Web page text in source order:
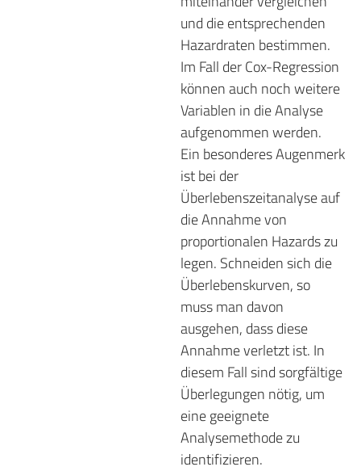
und die entsprechenden
Hazardraten bestimmen.
Im Fall der Cox-Regression
können auch noch weitere
Variablen in die Analyse
aufgenommen werden.
Ein besonderes Augenmerk
ist bei der
Überlebenszeitanalyse auf
die Annahme von
proportionalen Hazards zu
legen. Schneiden sich die
Überlebenskurven, so
muss man davon
ausgehen, dass diese
Annahme verletzt ist. In
diesem Fall sind sorgfältige
Überlegungen nötig, um
eine geeignete
Analysemethode zu
identifizieren.